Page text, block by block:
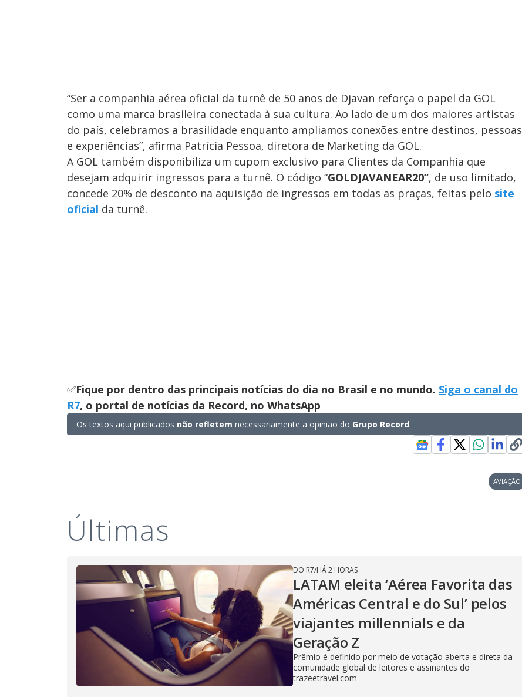
“Ser a companhia aérea oficial da turnê de 50 anos de Djavan reforça o papel da GOL
como uma marca brasileira conectada à sua cultura. Ao lado de um dos maiores artistas
do país, celebramos a brasilidade enquanto ampliamos conexões entre destinos, pessoas
e experiências”, afirma Patrícia Pessoa, diretora de Marketing da GOL.
A GOL também disponibiliza um cupom exclusivo para Clientes da Companhia que
desejam adquirir ingressos para a turnê. O código “GOLDJAVANEAR20”, de uso limitado,
concede 20% de desconto na aquisição de ingressos em todas as praças, feitas pelo site
oficial da turnê.
✅Fique por dentro das principais notícias do dia no Brasil e no mundo. Siga o canal do
R7, o portal de notícias da Record, no WhatsApp
Os textos aqui publicados não refletem necessariamente a opinião do Grupo Record.
AVIAÇÃO
Últimas
DO R7/HÁ 2 HORAS
LATAM eleita ‘Aérea Favorita das
Américas Central e do Sul’ pelos
viajantes millennials e da
Geração Z
Prêmio é definido por meio de votação aberta e direta da
comunidade global de leitores e assinantes do
trazeetravel.com